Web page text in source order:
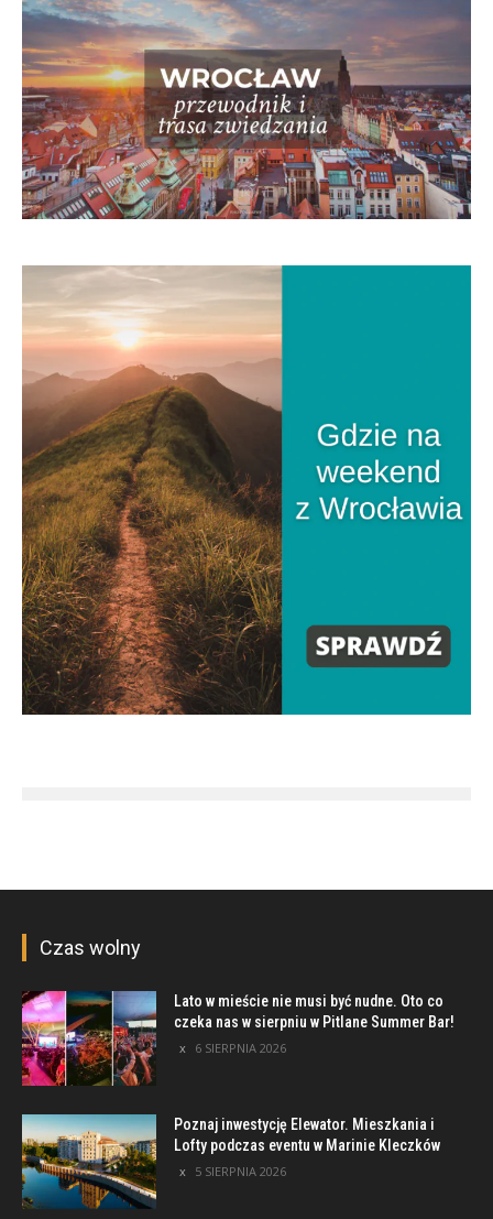
Czas wolny
Lato w mieście nie musi być nudne. Oto co
czeka nas w sierpniu w Pitlane Summer Bar!
6 SIERPNIA 2026
Poznaj inwestycję Elewator. Mieszkania i
Lofty podczas eventu w Marinie Kleczków
5 SIERPNIA 2026